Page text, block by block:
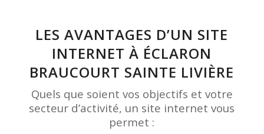
LES AVANTAGES D’UN SITE
INTERNET À ÉCLARON
BRAUCOURT SAINTE LIVIÈRE
Quels que soient vos objectifs et votre
secteur d’activité, un site internet vous
permet :